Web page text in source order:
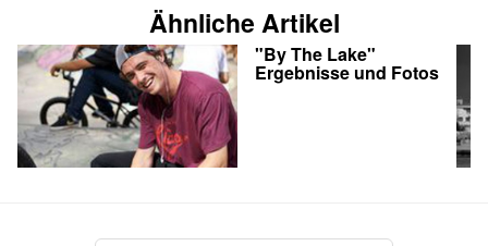
Ähnliche Artikel
"By The Lake"
Ergebnisse und Fotos